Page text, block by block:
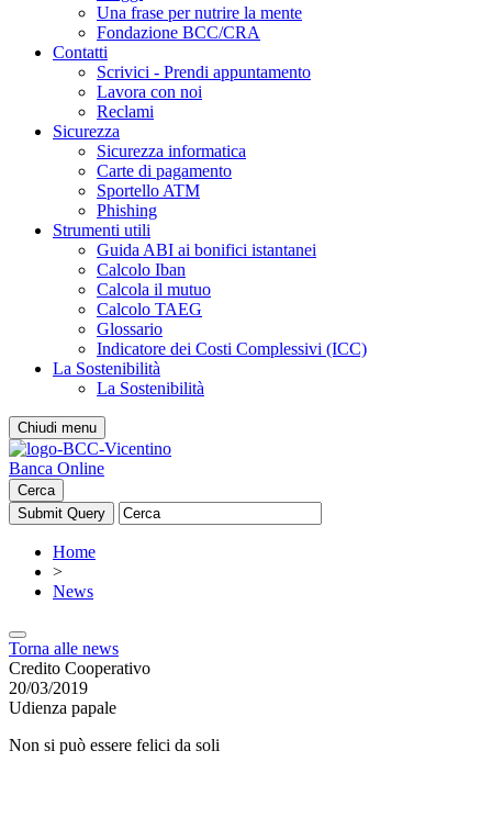
Una frase per nutrire la mente
Fondazione BCC/CRA
Contatti
Scrivici - Prendi appuntamento
Lavora con noi
Reclami
Sicurezza
Sicurezza informatica
Carte di pagamento
Sportello ATM
Phishing
Strumenti utili
Guida ABI ai bonifici istantanei
Calcolo Iban
Calcola il mutuo
Calcolo TAEG
Glossario
Indicatore dei Costi Complessivi (ICC)
La Sostenibilità
La Sostenibilità
Chiudi menu
Banca Online
Cerca
Home
>
News
Torna alle news
Credito Cooperativo
20/03/2019
Udienza papale
Non si può essere felici da soli